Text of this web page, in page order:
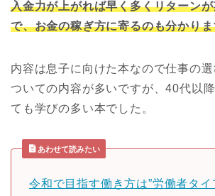
入金力が上がれば早く多くリターン
で、お金の稼ぎ方に寄るのも分かり
内容は息子に向けた本なので仕事の
ついての内容が多いですが、40代以
ても学びの多い本でした。
あわせて読みたい
令和で目指す働き方は”労働者タイ